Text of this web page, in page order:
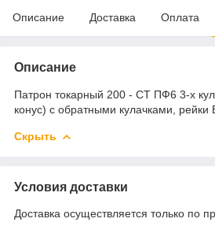
Описание Доставка Оплата
Описание
Патрон токарный 200 - СТ ПФ6 3-х
конус) с обратными кулачками, рейки
Скрыть
Условия доставки
Доставка осуществляется только по